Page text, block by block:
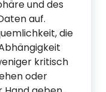
und des
auf.
die
kritisch
oder